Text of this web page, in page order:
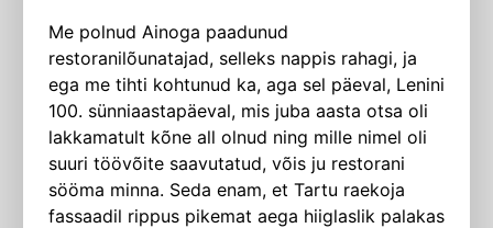
Me polnud Ainoga paadunud
restoranilõunatajad, selleks nappis rahagi, ja
ega me tihti kohtunud ka, aga sel päeval, Lenini
100. sünniaastapäeval, mis juba aasta otsa oli
lakkamatult kõne all olnud ning mille nimel oli
suuri töövõite saavutatud, võis ju restorani
sööma minna. Seda enam, et Tartu raekoja
fassaadil rippus pikemat aega hiiglaslik palakas